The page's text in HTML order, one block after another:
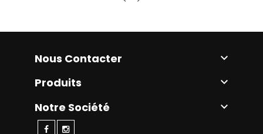
Nous Contacter 
Produits 
Notre Société 